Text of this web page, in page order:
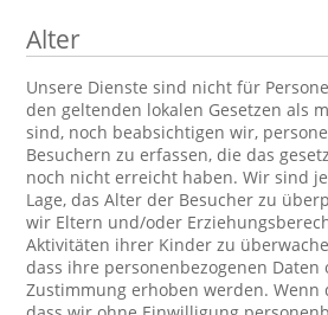
Alter
Unsere Dienste sind nicht für
den geltenden lokalen Gesetzen als
sind, noch beabsichtigen wir,
Besuchern zu erfassen, die das
noch nicht erreicht haben. Wir sind
Lage, das Alter der Besucher zu
wir Eltern und/oder
Aktivitäten ihrer Kinder zu
dass ihre personenbezogenen Daten
Zustimmung erhoben werden.